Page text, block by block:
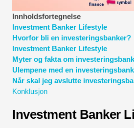
Økonomiske
Fullstendig format
Risikostyringsveiledninger
Innholdsfortegnelse
Investment Banker Lifestyle
Hvorfor bli en investeringsbanker?
Investment Banker Lifestyle
Myter og fakta om investeringsbank
Ulempene med en
Når skal jeg avslutte
Konklusjon
Investment Banker